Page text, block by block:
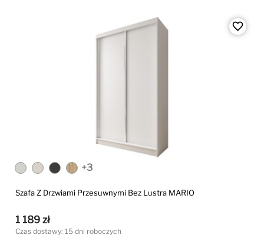
favorite_border
+3
Szafa Z Drzwiami Przesuwnymi Bez Lustra MARIO
1 189 zł
Czas dostawy: 15 dni roboczych